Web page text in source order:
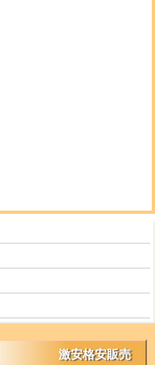
激安格安販売